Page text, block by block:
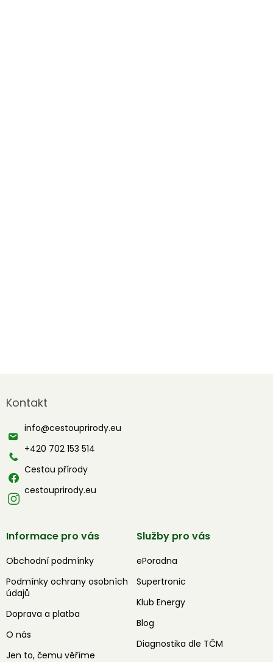
p
t
Kontakt
info@cestouprirody.eu
+420 702 153 514
Cestou přírody
cestouprirody.eu
Informace pro vás
Obchodní podmínky
Podmínky ochrany osobních
údajů
Doprava a platba
O nás
Jen to, čemu věříme
Služby pro vás
ePoradna
Supertronic
Klub Energy
Blog
Diagnostika dle TČM